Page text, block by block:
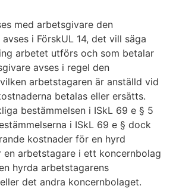
med arbetsgivare den
i FörskUL 14, det vill säga
arbetet utförs och som betalar
avses i regel den
arbetstagaren är anställd vid
betalas eller ersätts.
bestämmelsen i ISkL 69 e § 5
i ISkL 69 e § dock
kostnader för en hyrd
en arbetstagare i ett koncernbolag
hyrda arbetstagarens
det andra koncernbolaget.